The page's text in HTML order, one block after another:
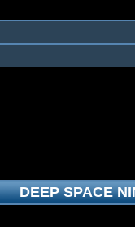
DEEP SPACE